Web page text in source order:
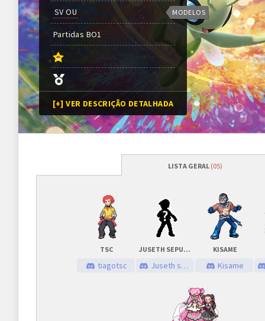
SV OU
Partidas BO1
[+] VER DESCRIÇÃO DETALHADA
MODELOS
Programação
Abertura das inscrições 15/01/2023
Sorteio das chaves 15/01/2023
Inscrições
LISTA GERAL (05)
TSC
tiagotsc
JUSETH SEPULVEDA
Juseth sepulveda
KISAME
Kisame